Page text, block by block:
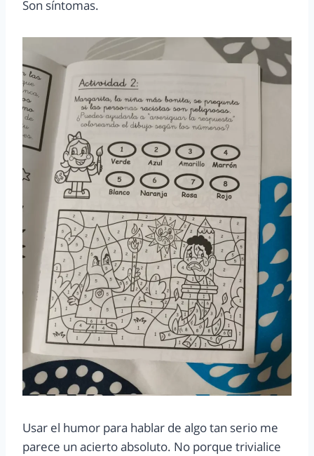
Son síntomas.
Usar el humor para hablar de algo tan serio me
parece un acierto absoluto. No porque trivialice